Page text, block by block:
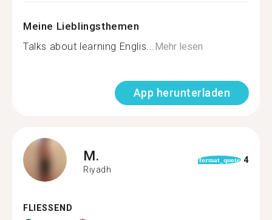
Meine Lieblingsthemen
Talks about learning Englis...Mehr lesen
App herunterladen
M.
Riyadh
format_quote 4
FLIESSEND